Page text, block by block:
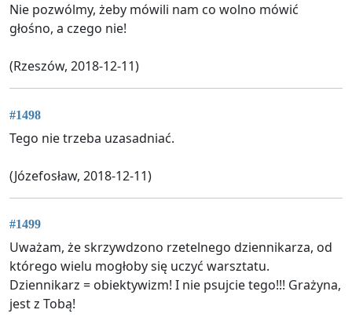
Nie pozwólmy, żeby mówili nam co wolno mówić
głośno, a czego nie!
(Rzeszów, 2018-12-11)
#1498
Tego nie trzeba uzasadniać.
(Józefosław, 2018-12-11)
#1499
Uważam, że skrzywdzono rzetelnego dziennikarza, od
którego wielu mogłoby się uczyć warsztatu.
Dziennikarz = obiektywizm! I nie psujcie tego!!! Grażyna,
jest z Tobą!